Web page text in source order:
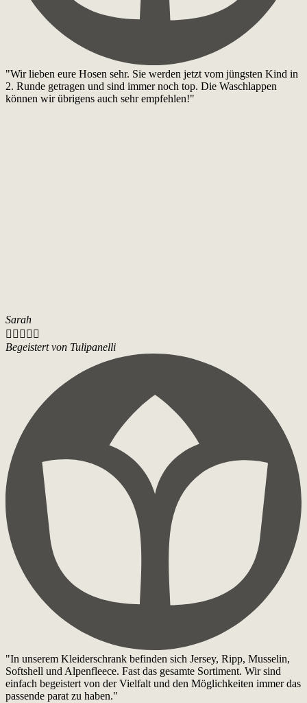
"Wir lieben eure Hosen sehr. Sie werden jetzt vom jüngsten Kind in
2. Runde getragen und sind immer noch top. Die Waschlappen
können wir übrigens auch sehr empfehlen!"
Sarah
    
Begeistert von Tulipanelli
"In unserem Kleiderschrank befinden sich Jersey, Ripp, Musselin,
Softshell und Alpenfleece. Fast das gesamte Sortiment. Wir sind
einfach begeistert von der Vielfalt und den Möglichkeiten immer das
passende parat zu haben."